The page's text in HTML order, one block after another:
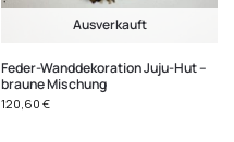
Ausverkauft
Feder-Wanddekoration Juju-Hut –
braune Mischung
120,60 €